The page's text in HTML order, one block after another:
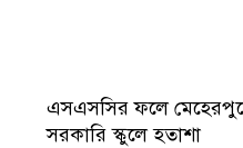
এসএসসির ফলে মেহেরপুরে
সরকারি স্কুলে হতাশা